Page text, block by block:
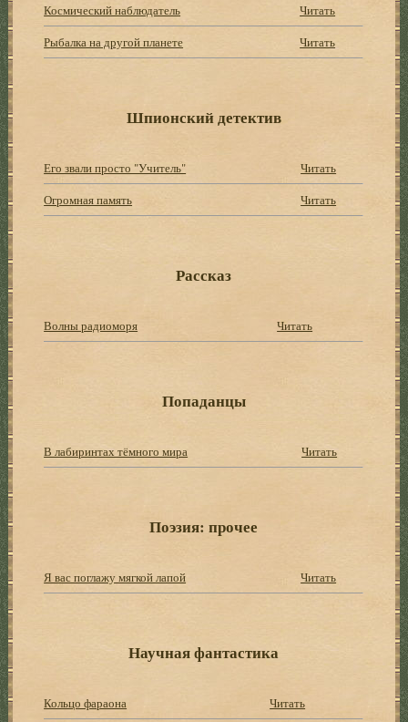
Космический наблюдатель
Читать
Рыбалка на другой планете
Читать
Шпионский детектив
Его звали просто "Учитель"
Читать
Огромная память
Читать
Рассказ
Волны радиоморя Читать
Попаданцы
В лабиринтах тёмного мира Читать
Поэзия: прочее
Я вас поглажу мягкой лапой Читать
Научная фантастика
Кольцо фараона Читать